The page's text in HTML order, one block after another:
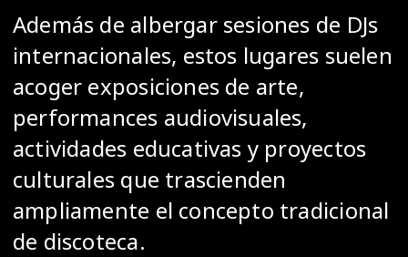
Además de albergar sesiones de DJs
internacionales, estos lugares suelen
acoger exposiciones de arte,
performances audiovisuales,
actividades educativas y proyectos
culturales que trascienden
ampliamente el concepto tradicional
de discoteca.